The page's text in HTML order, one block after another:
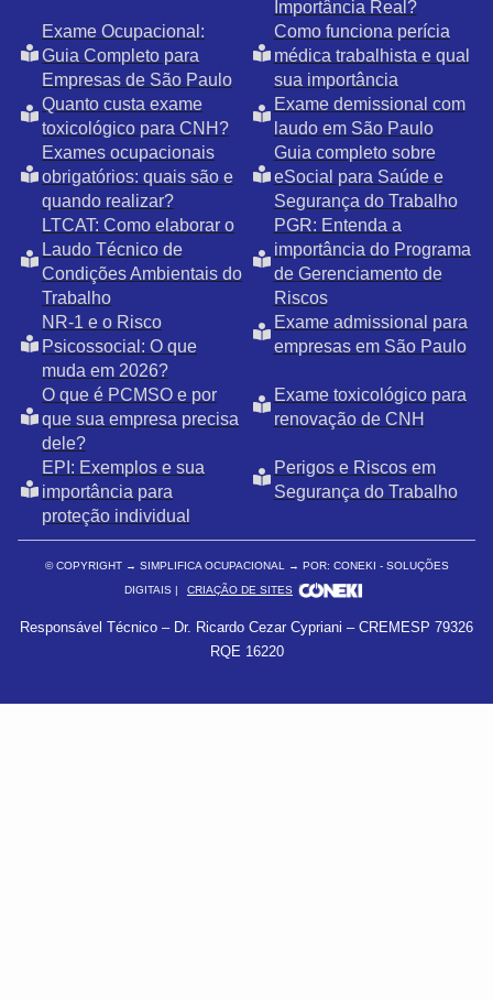
Importância Real?
Exame Ocupacional:
Guia Completo para
Empresas de São Paulo
Como funciona perícia
médica trabalhista e qual
sua importância
Quanto custa exame
toxicológico para CNH?
Exame demissional com
laudo em São Paulo
Exames ocupacionais
obrigatórios: quais são e
quando realizar?
Guia completo sobre
eSocial para Saúde e
Segurança do Trabalho
LTCAT: Como elaborar o
Laudo Técnico de
Condições Ambientais do
Trabalho
PGR: Entenda a
importância do Programa
de Gerenciamento de
Riscos
NR-1 e o Risco
Psicossocial: O que
muda em 2026?
Exame admissional para
empresas em São Paulo
O que é PCMSO e por
que sua empresa precisa
dele?
Exame toxicológico para
renovação de CNH
EPI: Exemplos e sua
importância para
proteção individual
Perigos e Riscos em
Segurança do Trabalho
© COPYRIGHT → SIMPLIFICA OCUPACIONAL → POR: CONEKI - SOLUÇÕES
DIGITAIS |
CRIAÇÃO DE SITES
Responsável Técnico – Dr. Ricardo Cezar Cypriani – CREMESP 79326
RQE 16220